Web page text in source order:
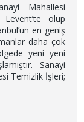
Mahallesi
olup
en geniş
daha çok
yeni yeni
Sanayi
Temizlik İşleri;